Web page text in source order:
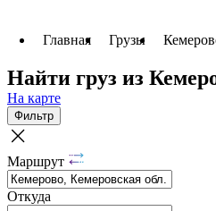
Главная Грузы
Найти груз из
На карте
Фильтр
Маршрут
Откуда